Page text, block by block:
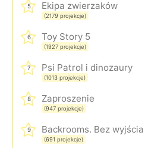
5 Ekipa zwierzaków
(2179 projekcje)
6 Toy Story 5
(1927 projekcje)
7 Psi Patrol i dinozaury
(1013 projekcje)
8 Zaproszenie
(947 projekcje)
9
(691 projekcje)